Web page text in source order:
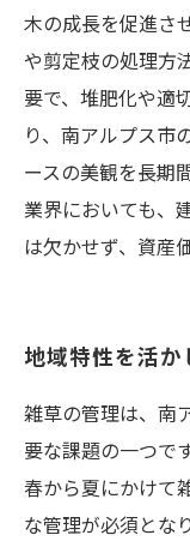
木の成長を促進さ
や剪定枝の処理方
要で、堆肥化や適
り、南アルプス市
ースの美観を長期
業界においても、
は欠かせず、資産
地域特性を活
雑草の管理は、南
要な課題の一つで
春から夏にかけて
な管理が必須とな